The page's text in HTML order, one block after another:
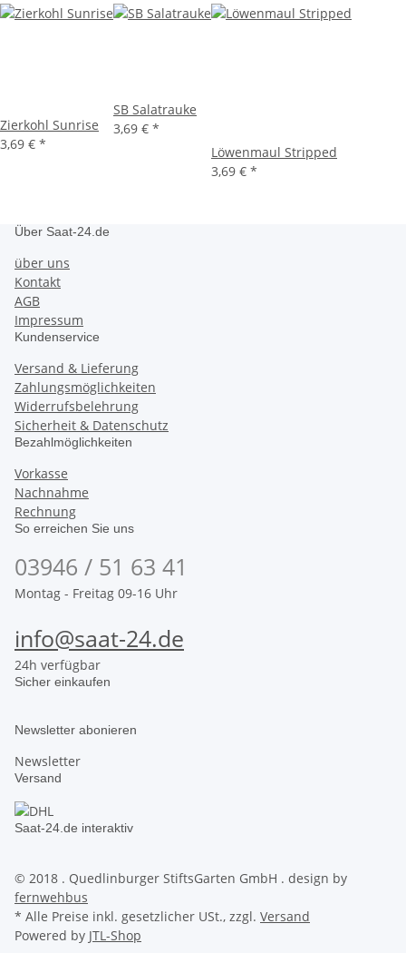
Zierkohl Sunrise
3,69 € *
SB Salatrauke
3,69 € *
Löwenmaul Stripped
3,69 € *
Über Saat-24.de
über uns
Kontakt
AGB
Impressum
Kundenservice
Versand & Lieferung
Zahlungsmöglichkeiten
Widerrufsbelehrung
Sicherheit & Datenschutz
Bezahlmöglichkeiten
Vorkasse
Nachnahme
Rechnung
So erreichen Sie uns
03946 / 51 63 41
Montag - Freitag 09-16 Uhr
info@saat-24.de
24h verfügbar
Sicher einkaufen
Newsletter abonieren
Newsletter
Versand
Saat-24.de interaktiv
© 2018 . Quedlinburger StiftsGarten GmbH . design by
fernwehbus
* Alle Preise inkl. gesetzlicher USt., zzgl. Versand
Powered by JTL-Shop